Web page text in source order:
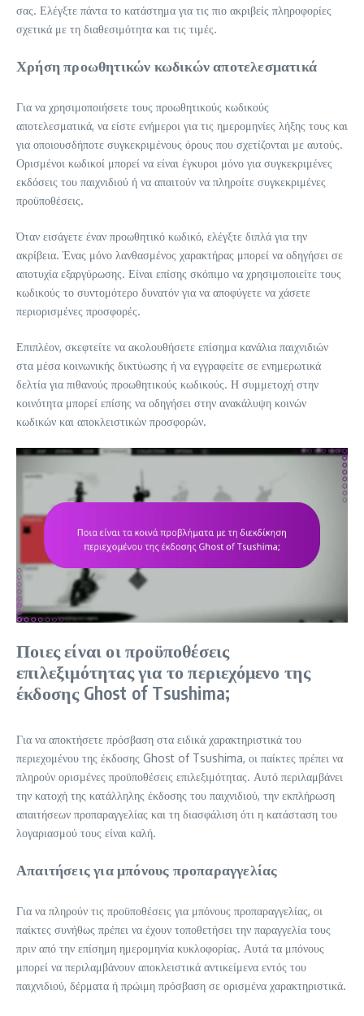
σας. Ελέγξτε πάντα το κατάστημα για τις πιο ακριβείς πληροφορίες
σχετικά με τη διαθεσιμότητα και τις τιμές.
Χρήση προωθητικών κωδικών αποτελεσματικά
Για να χρησιμοποιήσετε τους προωθητικούς κωδικούς
αποτελεσματικά, να είστε ενήμεροι για τις ημερομηνίες λήξης τους και
για οποιουσδήποτε συγκεκριμένους όρους που σχετίζονται με αυτούς.
Ορισμένοι κωδικοί μπορεί να είναι έγκυροι μόνο για συγκεκριμένες
εκδόσεις του παιχνιδιού ή να απαιτούν να πληροίτε συγκεκριμένες
προϋποθέσεις.
Όταν εισάγετε έναν προωθητικό κωδικό, ελέγξτε διπλά για την
ακρίβεια. Ένας μόνο λανθασμένος χαρακτήρας μπορεί να οδηγήσει σε
αποτυχία εξαργύρωσης. Είναι επίσης σκόπιμο να χρησιμοποιείτε τους
κωδικούς το συντομότερο δυνατόν για να αποφύγετε να χάσετε
περιορισμένες προσφορές.
Επιπλέον, σκεφτείτε να ακολουθήσετε επίσημα κανάλια παιχνιδιών
στα μέσα κοινωνικής δικτύωσης ή να εγγραφείτε σε ενημερωτικά
δελτία για πιθανούς προωθητικούς κωδικούς. Η συμμετοχή στην
κοινότητα μπορεί επίσης να οδηγήσει στην ανακάλυψη κοινών
κωδικών και αποκλειστικών προσφορών.
Ποιες είναι οι προϋποθέσεις
επιλεξιμότητας για το περιεχόμενο της
έκδοσης Ghost of Tsushima;
Για να αποκτήσετε πρόσβαση στα ειδικά χαρακτηριστικά του
περιεχομένου της έκδοσης Ghost of Tsushima, οι παίκτες πρέπει να
πληρούν ορισμένες προϋποθέσεις επιλεξιμότητας. Αυτό περιλαμβάνει
την κατοχή της κατάλληλης έκδοσης του παιχνιδιού, την εκπλήρωση
απαιτήσεων προπαραγγελίας και τη διασφάλιση ότι η κατάσταση του
λογαριασμού τους είναι καλή.
Απαιτήσεις για μπόνους προπαραγγελίας
Για να πληρούν τις προϋποθέσεις για μπόνους προπαραγγελίας, οι
παίκτες συνήθως πρέπει να έχουν τοποθετήσει την παραγγελία τους
πριν από την επίσημη ημερομηνία κυκλοφορίας. Αυτά τα μπόνους
μπορεί να περιλαμβάνουν αποκλειστικά αντικείμενα εντός του
παιχνιδιού, δέρματα ή πρώιμη πρόσβαση σε ορισμένα χαρακτηριστικά.